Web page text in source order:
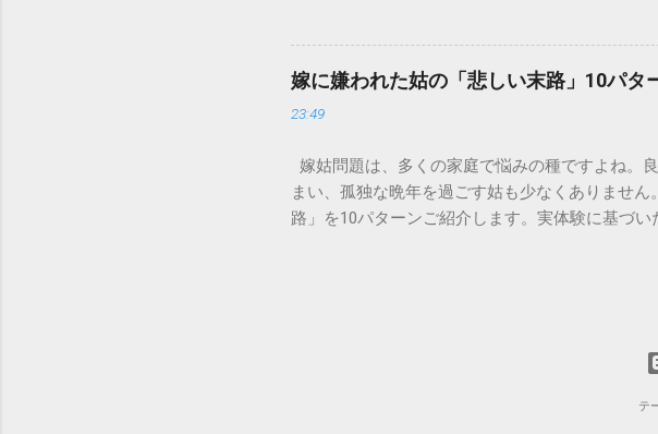
原因となります。 環境を守る！家庭でできる正
ことが絶対ルールです。以下のいずれかの方法
「可燃ごみ」へ 最も手軽で確実な方法は、液体
では、ドコモ151の営業時間や、電話が繋がり
説します。 1. ドコモ151の営業時間は午前9時～
の受付時間は、 午前9時から午後8時まで です。
る際、まず「夜8時まで」と覚えておけば、仕事
れば、ドコモの携帯電話から151にダイヤルする
151（無料） 一般電話・他社携帯から： 0120-
後8時」の受付となっています。 2. 【詳細解説】
151は何時から 」「 151は何時まで 」といった
朝の早い段階で手続きを済ませたい方は多いで
嫁に嫌われた姑の「悲しい末路」10パタ
23:49
嫁姑問題は、多くの家庭で悩みの種ですよね。
まい、孤独な晩年を過ごす姑も少なくありませ
路」を10パターンご紹介します。実体験に基づ
かれるのが、同居の破綻です。最初は良かれと
りしているうちに、嫁が完全に心を閉ざしてし
結局一人暮らしに戻ることに。寂しい毎日です…
の。しかし、嫁に嫌われてしまうと、その可愛 テ